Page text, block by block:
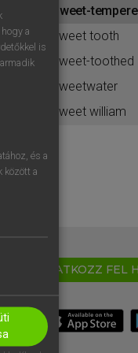
sweet-
sweet tooth
sweet-toothed
sweetwater
sweet william
IRATKOZZ FEL
a
is
és a
között a